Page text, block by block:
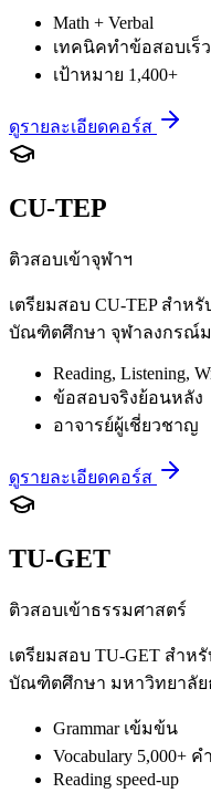
Math + Verbal
เทคนิคทำข้อสอบเร็ว
เป้าหมาย 1,400+
ดูรายละเอียดคอร์ส
CU-TEP
ติวสอบเข้าจุฬาฯ
เตรียมสอบ CU-TEP สำห
บัณฑิตศึกษา จุฬาลงกรณ์ม
Reading, Listening,
ข้อสอบจริงย้อนหลัง
อาจารย์ผู้เชี่ยวชาญ
ดูรายละเอียดคอร์ส
TU-GET
ติวสอบเข้าธรรมศาสตร์
เตรียมสอบ TU-GET สำห
บัณฑิตศึกษา มหาวิทยาลัย
Grammar เข้มข้น
Vocabulary 5,000+ คำ
Reading speed-up